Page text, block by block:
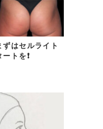
はセルライト
トを❗